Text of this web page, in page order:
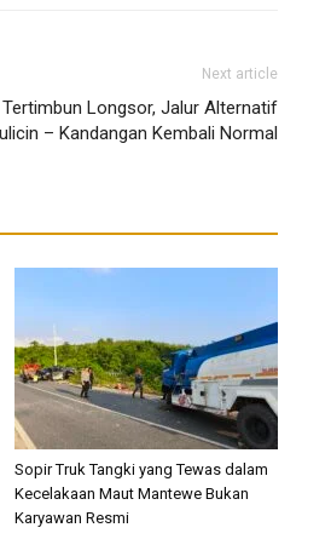
Next article
Longsor, Jalur Alternatif
– Kandangan Kembali Normal
Sopir Truk Tangki yang Tewas dalam
Kecelakaan Maut Mantewe Bukan
Karyawan Resmi